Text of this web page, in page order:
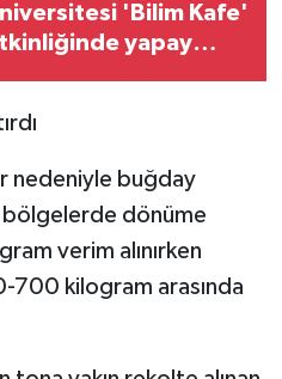
'Bilim Kafe'
yapay
nedeniyle buğday
bölgelerde dönüme
verim alınırken
kilogram arasında